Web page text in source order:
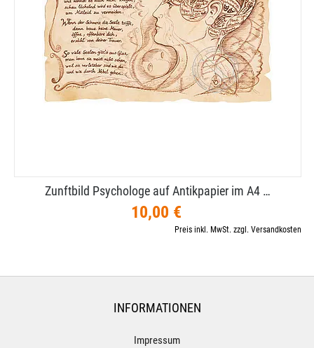
Zunftbild Psychologe auf Antikpapier im A4 …
10,00 €
Preis inkl. MwSt. zzgl. Versandkosten
INFORMATIONEN
Impressum